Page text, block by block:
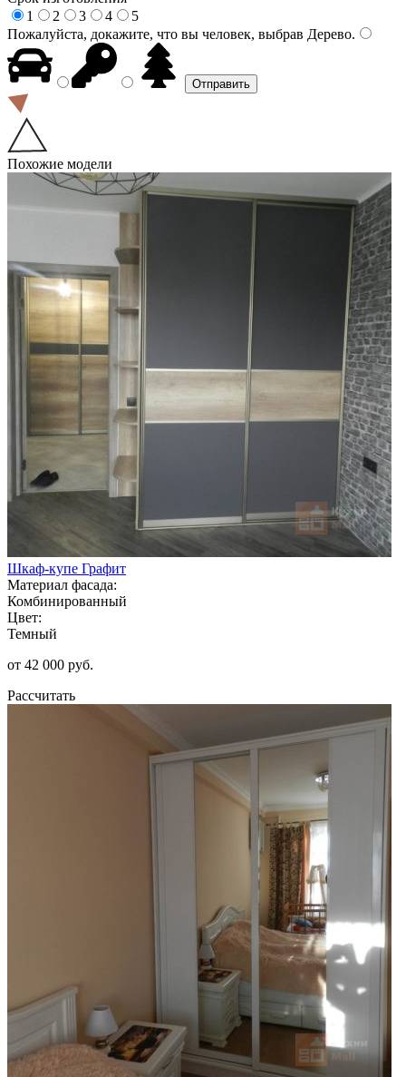
1
2 3 4
5
Пожалуйста, докажите, что вы человек, выбрав Дерево.
Похожие модели
Шкаф-купе Графит
Материал фасада:
Комбинированный
Цвет:
Темный
от 42 000 руб.
Рассчитать